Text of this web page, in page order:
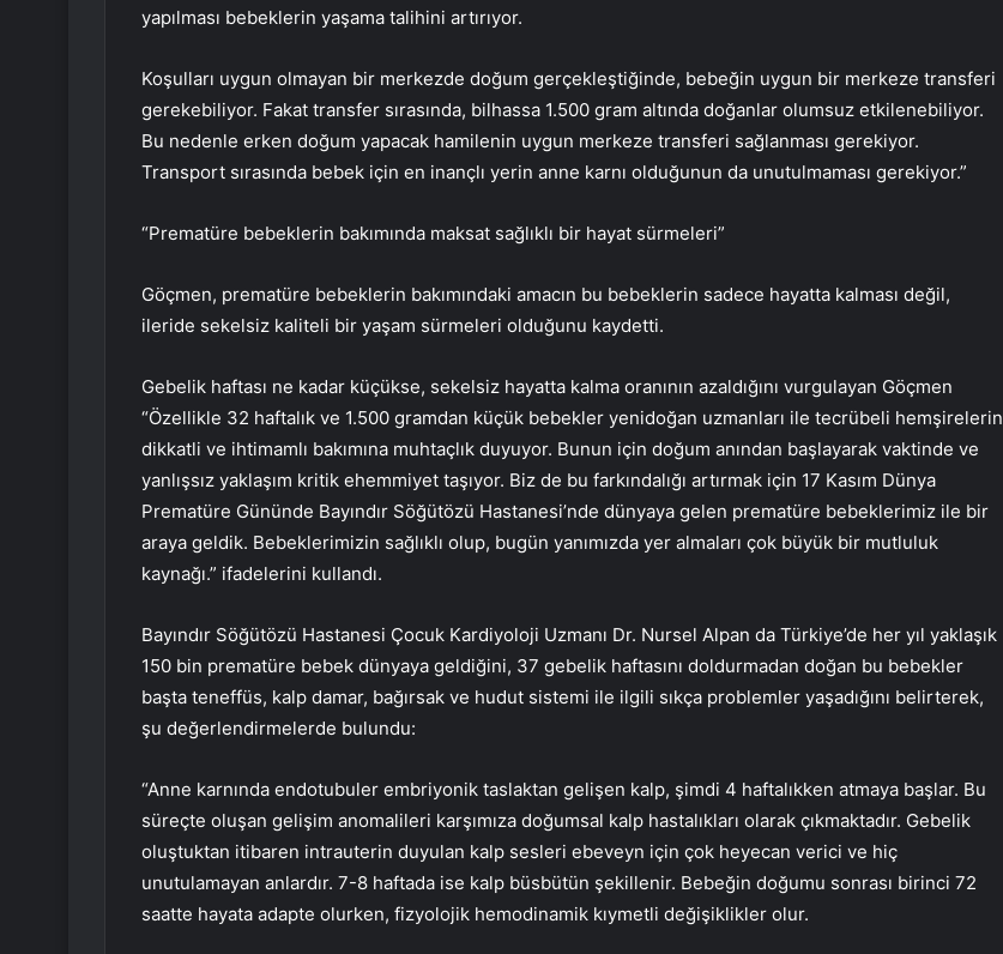
yapılması bebeklerin yaşama talihini artırıyor.
Koşulları uygun olmayan bir merkezde doğum gerçekleştiğinde, bebeğin uygun bir merkeze transferi
gerekebiliyor. Fakat transfer sırasında, bilhassa 1.500 gram altında doğanlar olumsuz etkilenebiliyor.
Bu nedenle erken doğum yapacak hamilenin uygun merkeze transferi sağlanması gerekiyor.
Transport sırasında bebek için en inançlı yerin anne karnı olduğunun da unutulmaması gerekiyor.”
“Prematüre bebeklerin bakımında maksat sağlıklı bir hayat sürmeleri”
Göçmen, prematüre bebeklerin bakımındaki amacın bu bebeklerin sadece hayatta kalması değil,
ileride sekelsiz kaliteli bir yaşam sürmeleri olduğunu kaydetti.
Gebelik haftası ne kadar küçükse, sekelsiz hayatta kalma oranının azaldığını vurgulayan Göçmen
“Özellikle 32 haftalık ve 1.500 gramdan küçük bebekler yenidoğan uzmanları ile tecrübeli hemşirelerin
dikkatli ve ihtimamlı bakımına muhtaçlık duyuyor. Bunun için doğum anından başlayarak vaktinde ve
yanlışsız yaklaşım kritik ehemmiyet taşıyor. Biz de bu farkındalığı artırmak için 17 Kasım Dünya
Prematüre Gününde Bayındır Söğütözü Hastanesi’nde dünyaya gelen prematüre bebeklerimiz ile bir
araya geldik. Bebeklerimizin sağlıklı olup, bugün yanımızda yer almaları çok büyük bir mutluluk
kaynağı.” ifadelerini kullandı.
Bayındır Söğütözü Hastanesi Çocuk Kardiyoloji Uzmanı Dr. Nursel Alpan da Türkiye’de her yıl yaklaşık
150 bin prematüre bebek dünyaya geldiğini, 37 gebelik haftasını doldurmadan doğan bu bebekler
başta teneffüs, kalp damar, bağırsak ve hudut sistemi ile ilgili sıkça problemler yaşadığını belirterek,
şu değerlendirmelerde bulundu:
“Anne karnında endotubuler embriyonik taslaktan gelişen kalp, şimdi 4 haftalıkken atmaya başlar. Bu
süreçte oluşan gelişim anomalileri karşımıza doğumsal kalp hastalıkları olarak çıkmaktadır. Gebelik
oluştuktan itibaren intrauterin duyulan kalp sesleri ebeveyn için çok heyecan verici ve hiç
unutulamayan anlardır. 7-8 haftada ise kalp büsbütün şekillenir. Bebeğin doğumu sonrası birinci 72
saatte hayata adapte olurken, fizyolojik hemodinamik kıymetli değişiklikler olur.